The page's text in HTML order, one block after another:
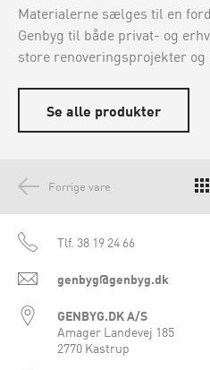
Materialerne sælges til en
Genbyg til både privat- og
store renoveringsprojekter og
Se alle produkter
Forrige vare
Tlf. 38 19 24 66
genbyg@genbyg.dk
GENBYG.DK A/S
Amager Landevej 185
2770 Kastrup